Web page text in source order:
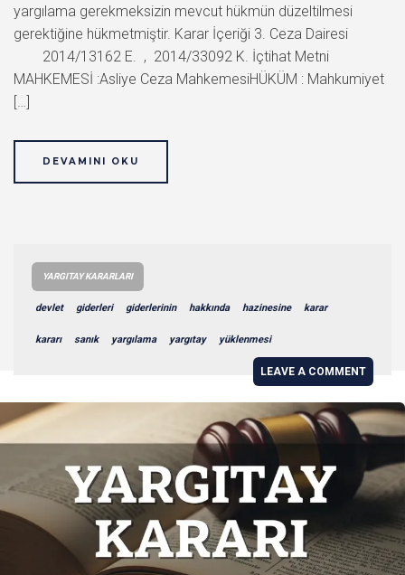
yargılama gerekmeksizin mevcut hükmün düzeltilmesi
gerektiğine hükmetmiştir. Karar İçeriği 3. Ceza Dairesi
2014/13162 E. , 2014/33092 K. İçtihat Metni
MAHKEMESİ :Asliye Ceza MahkemesiHÜKÜM : Mahkumiyet
[…]
DEVAMINI OKU
YARGITAY KARARLARI
devlet giderleri giderlerinin hakkında hazinesine karar
kararı sanık yargılama yargıtay yüklenmesi
LEAVE A COMMENT